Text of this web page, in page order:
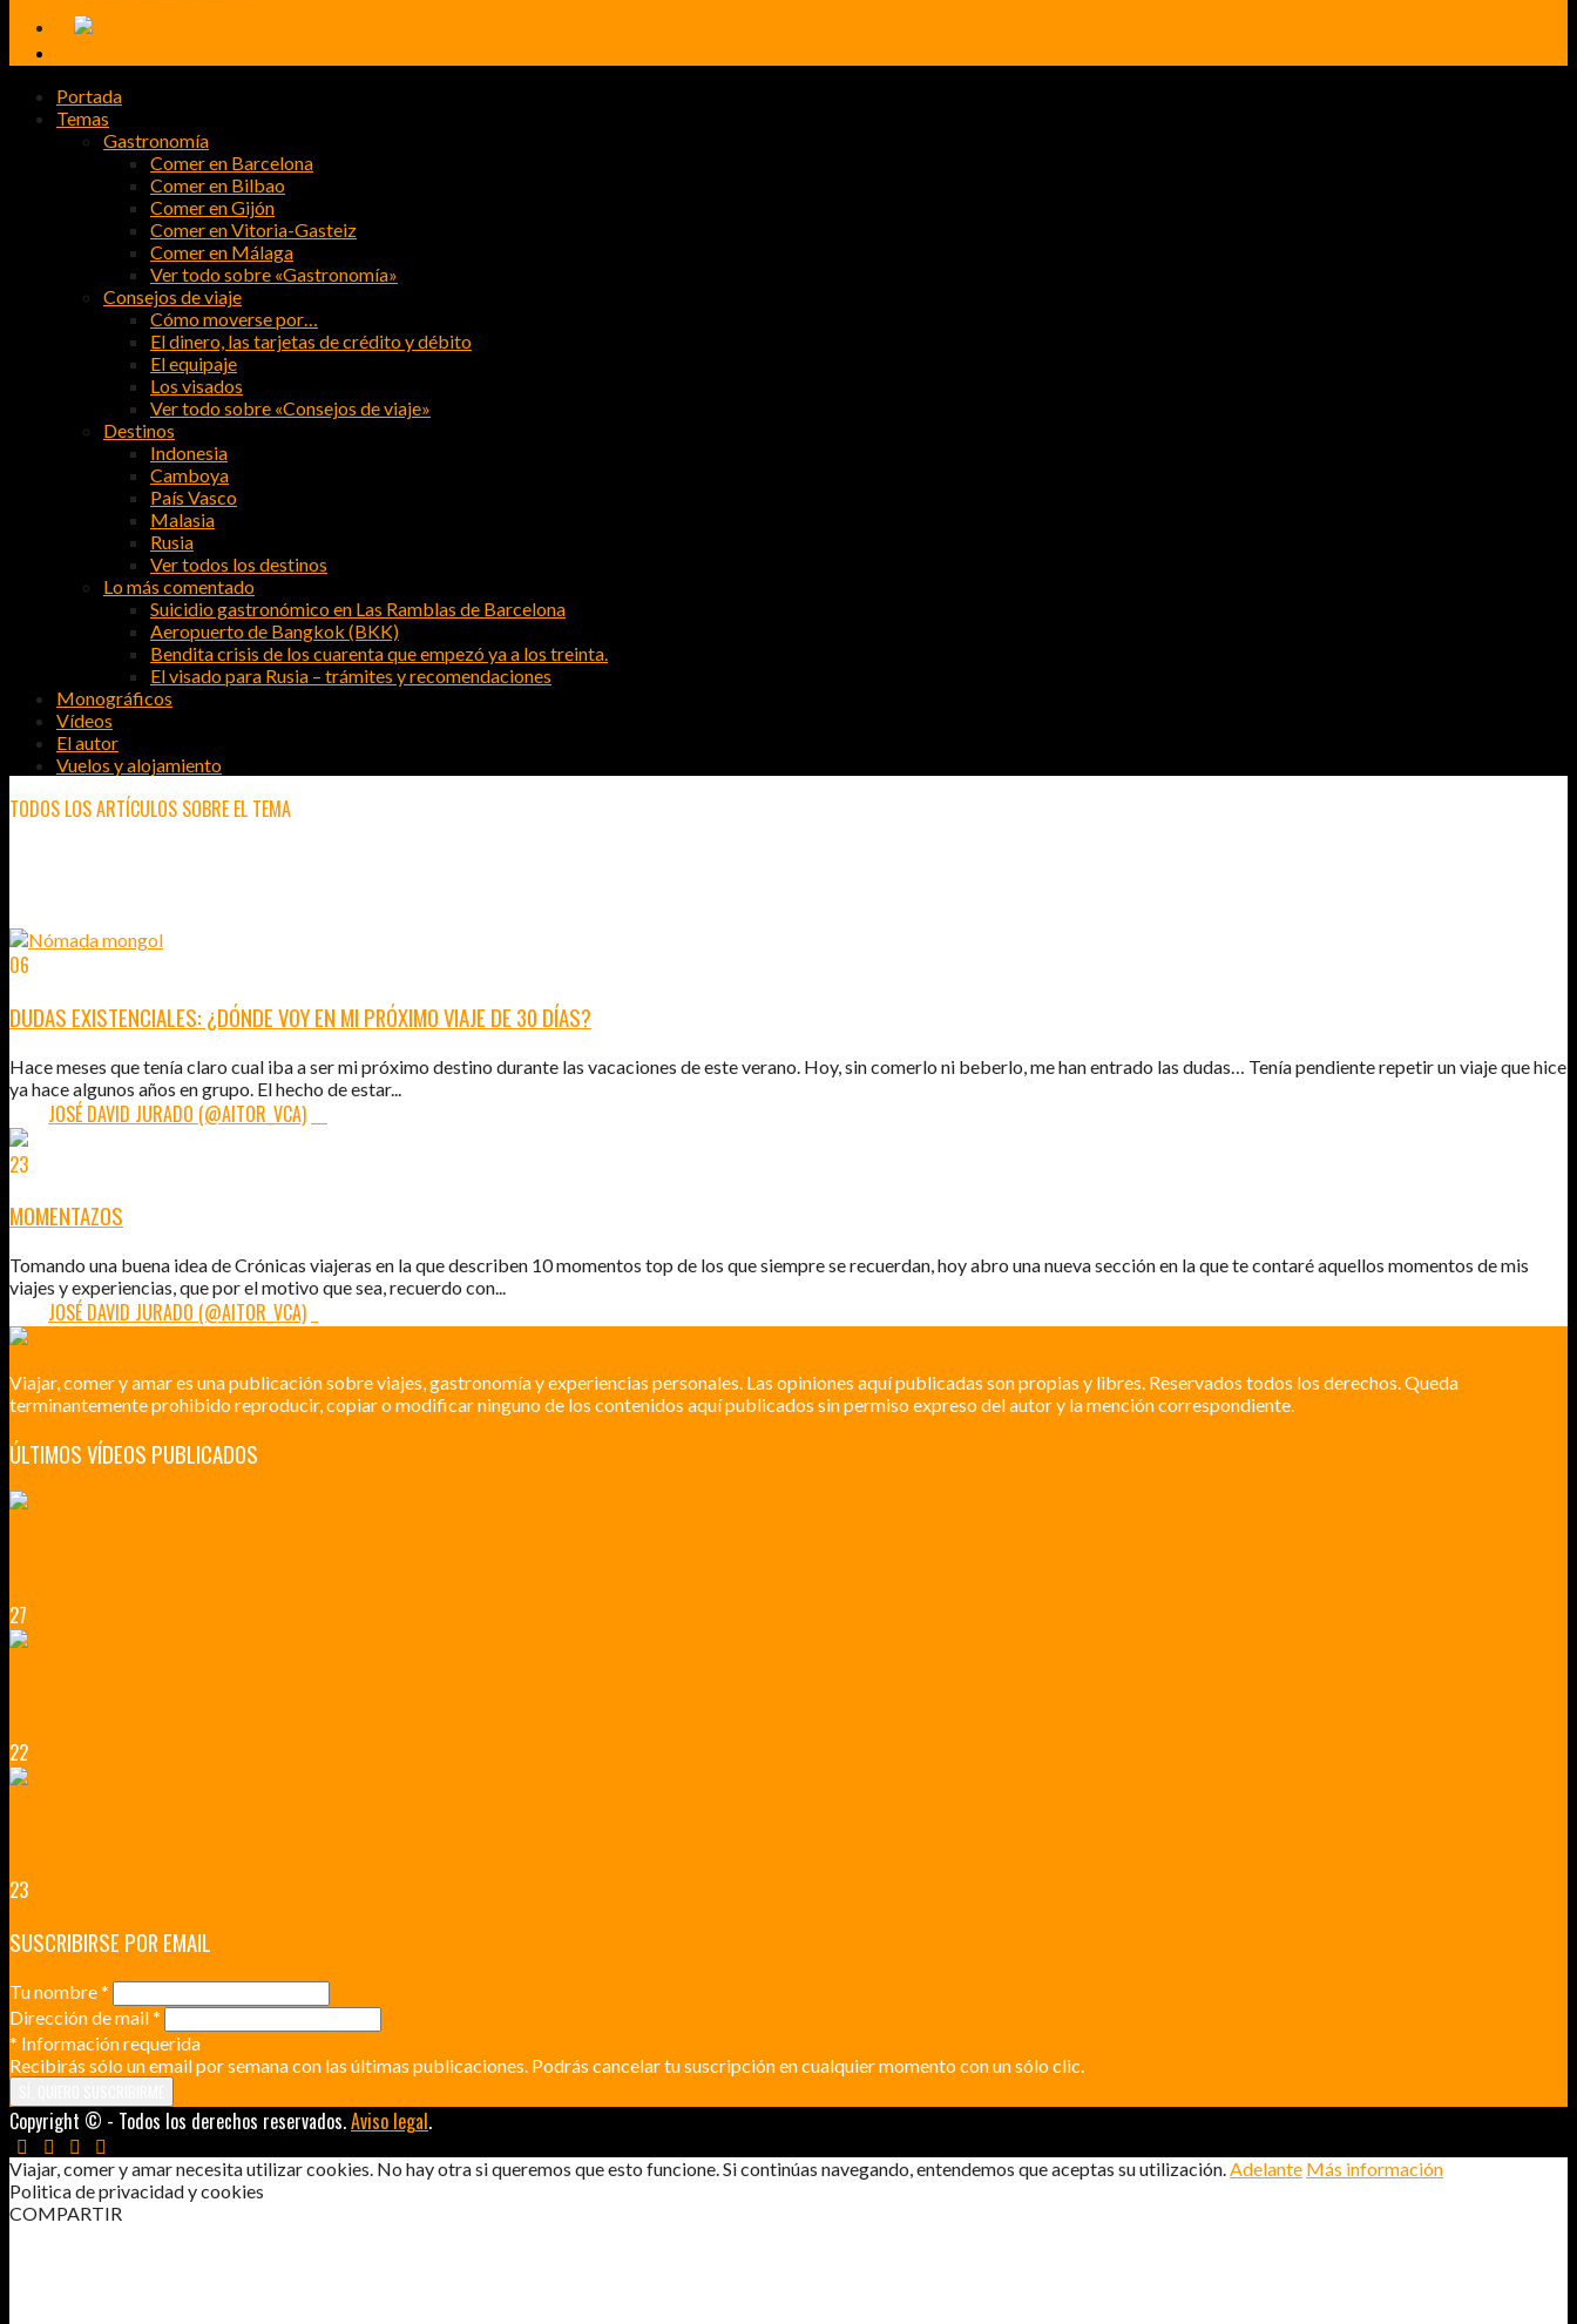
Portada
Temas
Gastronomía
Comer en Barcelona
Comer en Bilbao
Comer en Gijón
Comer en Vitoria-Gasteiz
Comer en Málaga
Ver todo sobre «Gastronomía»
Consejos de viaje
Cómo moverse por…
El dinero, las tarjetas de crédito y débito
El equipaje
Los visados
Ver todo sobre «Consejos de viaje»
Destinos
Indonesia
Camboya
País Vasco
Malasia
Rusia
Ver todos los destinos
Lo más comentado
Suicidio gastronómico en Las Ramblas de Barcelona
Aeropuerto de Bangkok (BKK)
Bendita crisis de los cuarenta que empezó ya a los treinta.
El visado para Rusia – trámites y recomendaciones
Monográficos
Vídeos
El autor
Vuelos y alojamiento
TODOS LOS ARTÍCULOS SOBRE EL TEMA
06
DUDAS EXISTENCIALES: ¿DÓNDE VOY EN MI PRÓXIMO VIAJE DE 30 DÍAS?
Hace meses que tenía claro cual iba a ser mi próximo destino durante las vacaciones de este verano. Hoy, sin comerlo ni beberlo, me han entrado las dudas… Tenía pendiente repetir un viaje que hice
ya hace algunos años en grupo. El hecho de estar...
JOSÉ DAVID JURADO (@AITOR_VCA)
23
MOMENTAZOS
Tomando una buena idea de Crónicas viajeras en la que describen 10 momentos top de los que siempre se recuerdan, hoy abro una nueva sección en la que te contaré aquellos momentos de mis
viajes y experiencias, que por el motivo que sea, recuerdo con...
JOSÉ DAVID JURADO (@AITOR_VCA)
Viajar, comer y amar es una publicación sobre viajes, gastronomía y experiencias personales. Las opiniones aquí publicadas son propias y libres. Reservados todos los derechos. Queda
terminantemente prohibido reproducir, copiar o modificar ninguno de los contenidos aquí publicados sin permiso expreso del autor y la mención correspondiente.
ÚLTIMOS VÍDEOS PUBLICADOS
27
22
23
SUSCRIBIRSE POR EMAIL
Tu nombre*
Dirección de mail*
* Información requerida
Recibirás sólo un email por semana con las últimas publicaciones. Podrás cancelar tu suscripción en cualquier momento con un sólo clic.
Copyright © - Todos los derechos reservados.Aviso legal.
Viajar, comer y amar necesita utilizar cookies. No hay otra si queremos que esto funcione. Si continúas navegando, entendemos que aceptas su utilización.Adelante Más información
Politica de privacidad y cookies
COMPARTIR